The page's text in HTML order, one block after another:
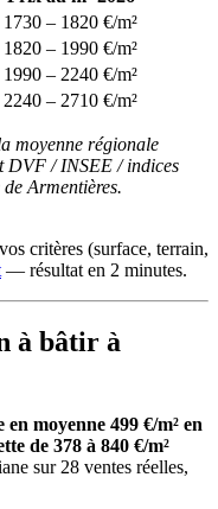
1730 – 1820 €/m²
1820 – 1990 €/m²
1990 – 2240 €/m²
2240 – 2710 €/m²
moyenne régionale
DVF / INSEE / indices
Armentières.
critères (surface, terrain,
— résultat en 2 minutes.
à bâtir à
moyenne 499 €/m² en
de 378 à 840 €/m²
sur 28 ventes réelles,